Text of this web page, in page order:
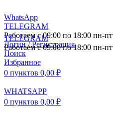
WhatsApp
TELEGRAM
Работаем с 09:00 по 18:00 пн-пт
Логин / Регистрация
Поиск
Избранное
0 пунктов 0,00 ₽
WHATSAPP
0 пунктов 0,00 ₽
TELEGRAM
Работаем с 09:00 по 18:00 пн-пт